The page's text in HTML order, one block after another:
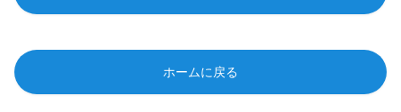
ホームに戻る